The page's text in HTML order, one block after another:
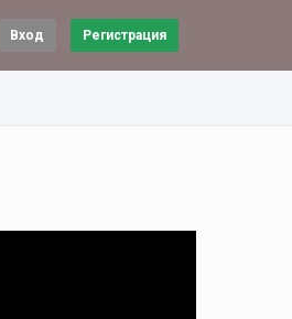
Вход Регистрация